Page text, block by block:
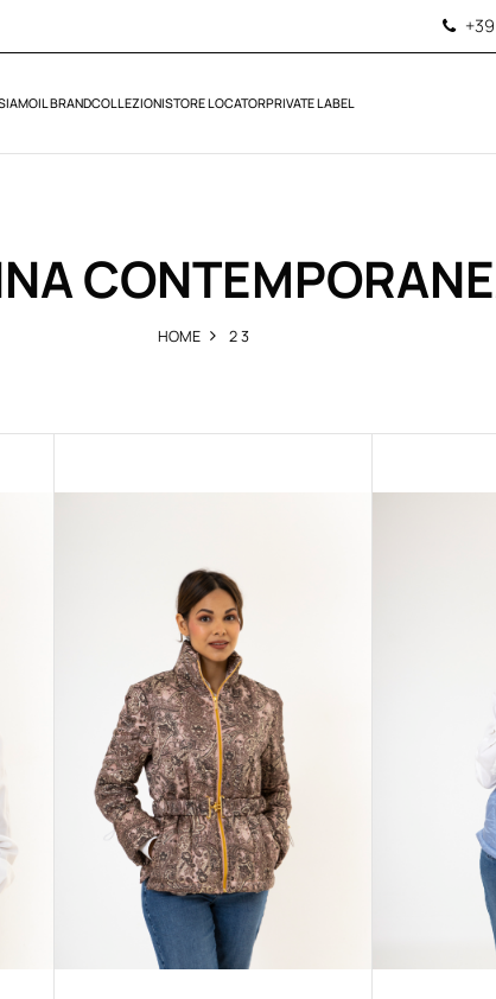
+39
IL BRANDCOLLEZIONISTORE LOCATORPRIVATE LABEL
HOME 2 3